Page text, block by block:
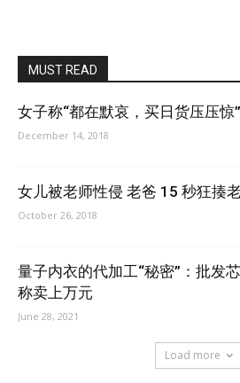
MUST READ
女子称“都在默哀，买日货压压惊
December 14, 2018
女儿被老师性侵 老爸 15 秒狂揍
October 26, 2018
量子内衣的代加工“秘密”：批发
称卖上万元
June 28, 2021
Load more